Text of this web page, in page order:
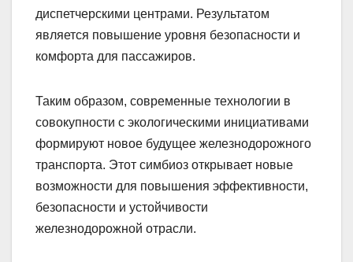
диспетчерскими центрами. Результатом
является повышение уровня безопасности и
комфорта для пассажиров.
Таким образом, современные технологии в
совокупности с экологическими инициативами
формируют новое будущее железнодорожного
транспорта. Этот симбиоз открывает новые
возможности для повышения эффективности,
безопасности и устойчивости
железнодорожной отрасли.